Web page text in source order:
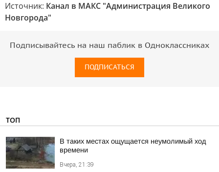
Источник: Канал в МАКС "Администрация Великого
Новгорода"
Подписывайтесь на наш паблик в Одноклассниках
ПОДПИСАТЬСЯ
ТОП
В таких местах ощущается неумолимый ход
времени
Вчера, 21:39